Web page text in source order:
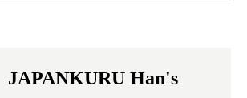
JAPANKURU Han's